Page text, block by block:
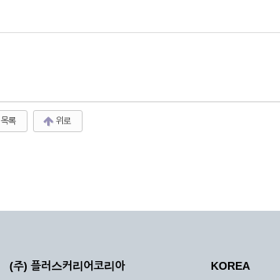
목록 위로
(주) 플러스커리어코리아 KOREA